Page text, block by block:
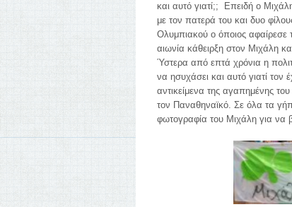
και αυτό γιατί;; Επειδή ο
με τον πατερά του και δυο
Ολυμπιακού ο όποιος αφαίρεσε
αιωνία κάθειρξη στον Μιχάλη
Ύστερα από επτά χρόνια η
να ησυχάσει και αυτό γιατί
αντικείμενα της αγαπημένης
τον Παναθηναϊκό. Σε όλα τα
φωτογραφία του Μιχάλη για να